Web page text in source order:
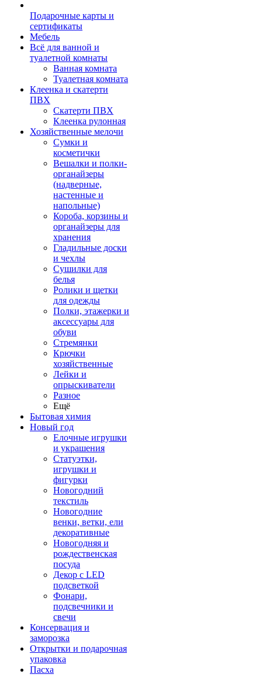
Подарочные карты и
сертификаты
Мебель
Всё для ванной и
туалетной комнаты
Ванная комната
Туалетная комната
Клеенка и скатерти
ПВХ
Скатерти ПВХ
Клеенка рулонная
Хозяйственные мелочи
Сумки и
косметички
Вешалки и полки-
органайзеры
(надверные,
настенные и
напольные)
Короба, корзины и
органайзеры для
хранения
Гладильные доски
и чехлы
Сушилки для
белья
Ролики и щетки
для одежды
Полки, этажерки и
аксессуары для
обуви
Стремянки
Крючки
хозяйственные
Лейки и
опрыскиватели
Разное
Ещё
Бытовая химия
Новый год
Елочные игрушки
и украшения
Статуэтки,
игрушки и
фигурки
Новогодний
текстиль
Новогодние
венки, ветки, ели
декоративные
Новогодняя и
рождественская
посуда
Декор с LED
подсветкой
Фонари,
подсвечники и
свечи
Консервация и
заморозка
Открытки и подарочная
упаковка
Пасха